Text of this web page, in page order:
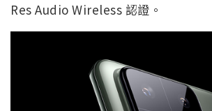
Res Audio Wireless 認證。